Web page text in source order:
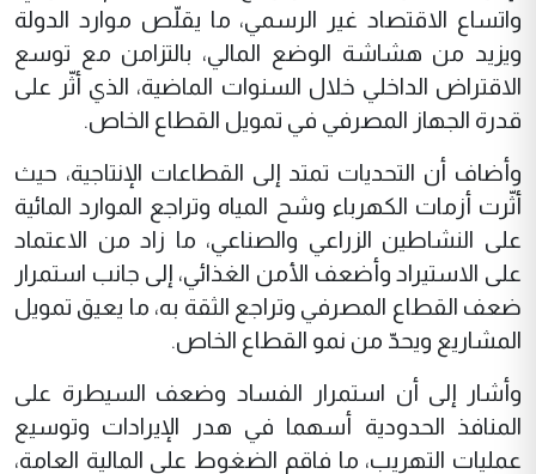
واتساع الاقتصاد غير الرسمي، ما يقلّص موارد الدولة
ويزيد من هشاشة الوضع المالي، بالتزامن مع توسع
الاقتراض الداخلي خلال السنوات الماضية، الذي أثّر على
قدرة الجهاز المصرفي في تمويل القطاع الخاص.
وأضاف أن التحديات تمتد إلى القطاعات الإنتاجية، حيث
أثّرت أزمات الكهرباء وشح المياه وتراجع الموارد المائية
على النشاطين الزراعي والصناعي، ما زاد من الاعتماد
على الاستيراد وأضعف الأمن الغذائي، إلى جانب استمرار
ضعف القطاع المصرفي وتراجع الثقة به، ما يعيق تمويل
المشاريع ويحدّ من نمو القطاع الخاص.
وأشار إلى أن استمرار الفساد وضعف السيطرة على
المنافذ الحدودية أسهما في هدر الإيرادات وتوسيع
عمليات التهريب، ما فاقم الضغوط على المالية العامة،